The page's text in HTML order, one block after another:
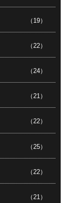
（19）
（22）
（24）
（21）
（22）
（25）
（22）
（21）